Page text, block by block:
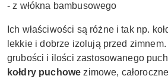
- z włókna bambusowego
Ich właściwości są różne i tak np.
lekkie i dobrze izolują przed
grubości i ilości zastosowanego
kołdry puchowe zimowe,